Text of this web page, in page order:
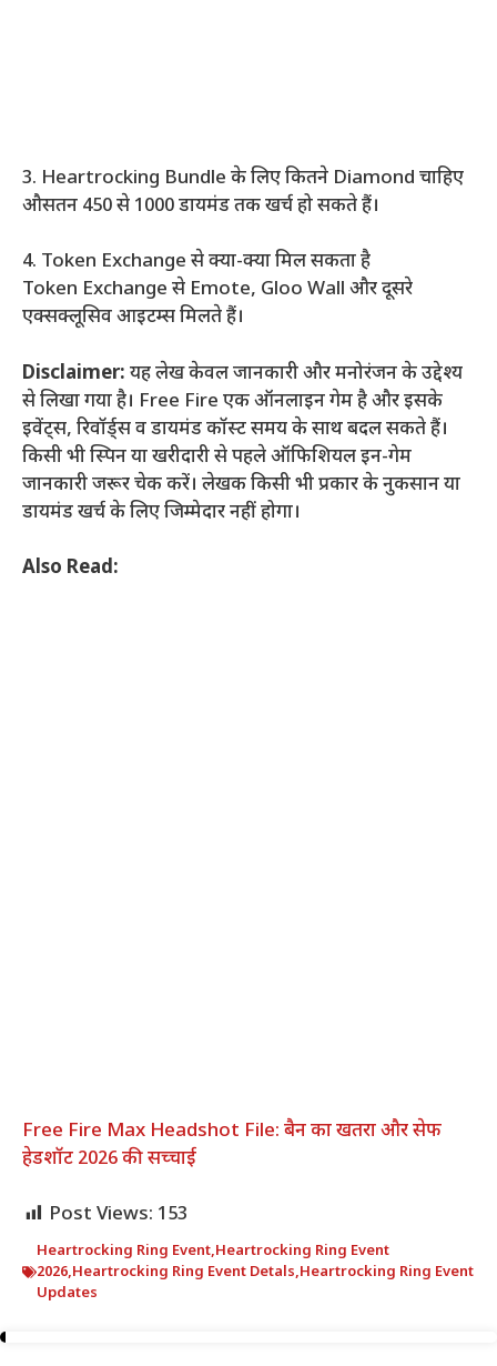
3. Heartrocking Bundle के लिए कितने Diamond चाहिए
औसतन 450 से 1000 डायमंड तक खर्च हो सकते हैं।
4. Token Exchange से क्या-क्या मिल सकता है
Token Exchange से Emote, Gloo Wall और दूसरे
एक्सक्लूसिव आइटम्स मिलते हैं।
Disclaimer: यह लेख केवल जानकारी और मनोरंजन के उद्देश्य
से लिखा गया है। Free Fire एक ऑनलाइन गेम है और इसके
इवेंट्स, रिवॉर्ड्स व डायमंड कॉस्ट समय के साथ बदल सकते हैं।
किसी भी स्पिन या खरीदारी से पहले ऑफिशियल इन-गेम
जानकारी जरूर चेक करें। लेखक किसी भी प्रकार के नुकसान या
डायमंड खर्च के लिए जिम्मेदार नहीं होगा।
Also Read:
Free Fire Max Headshot File: बैन का खतरा और सेफ
हेडशॉट 2026 की सच्चाई
Post Views: 153
Heartrocking Ring Event,Heartrocking Ring Event
2026,Heartrocking Ring Event Detals,Heartrocking Ring Event
Updates